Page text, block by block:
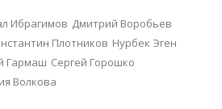
Ибрагимов Дмитрий Воробьев
Плотников Нурбек Эген
Гармаш Сергей Горошко
Волкова